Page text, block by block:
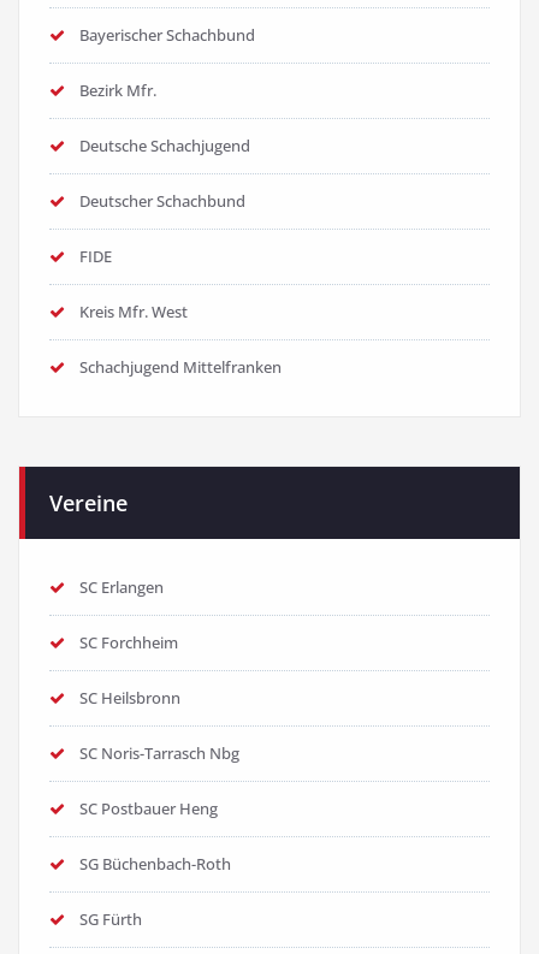
Bayerischer Schachbund
Bezirk Mfr.
Deutsche Schachjugend
Deutscher Schachbund
FIDE
Kreis Mfr. West
Schachjugend Mittelfranken
Vereine
SC Erlangen
SC Forchheim
SC Heilsbronn
SC Noris-Tarrasch Nbg
SC Postbauer Heng
SG Büchenbach-Roth
SG Fürth